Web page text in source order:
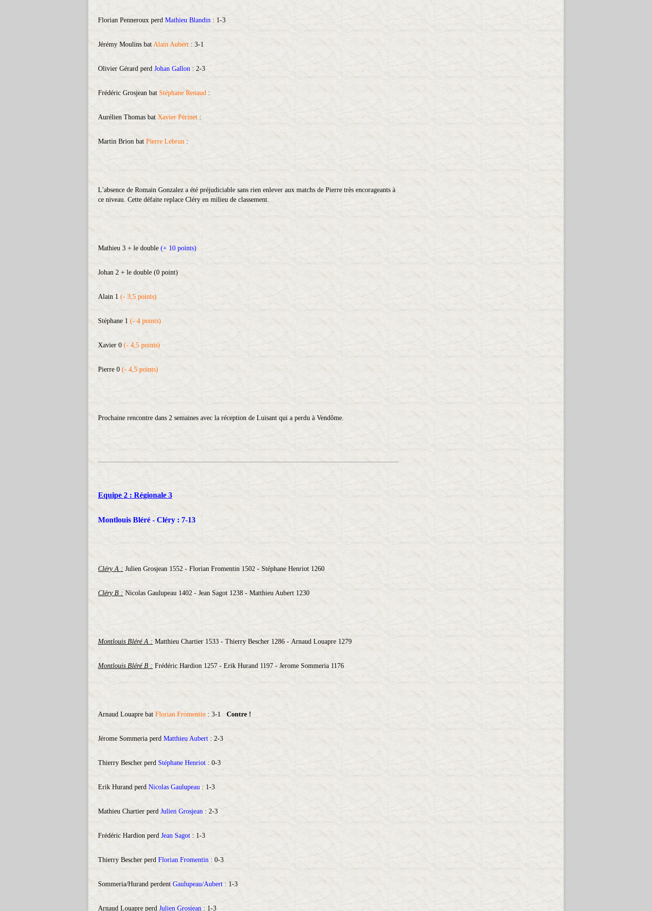
Florian Penneroux perd Mathieu Blandin : 1-3
Jérémy Moulins bat Alain Aubert : 3-1
Olivier Gérard perd Johan Gallon : 2-3
Frédéric Grosjean bat Stéphane Renaud :
Aurélien Thomas bat Xavier Périnet :
Martin Brion bat Pierre Lebrun :
L'absence de Romain Gonzalez a été préjudiciable sans rien enlever aux matchs de Pierre très encorageants à
ce niveau. Cette défaite replace Cléry en milieu de classement.
Mathieu 3 + le double (+ 10 points)
Johan 2 + le double (0 point)
Alain 1 (- 3,5 points)
Stéphane 1 (- 4 points)
Xavier 0 (- 4,5 points)
Pierre 0 (- 4,5 points)
Prochaine rencontre dans 2 semaines avec la réception de Luisant qui a perdu à Vendôme.
Equipe 2 : Régionale 3
Montlouis Bléré - Cléry : 7-13
Cléry A : Julien Grosjean 1552 - Florian Fromentin 1502 - Stéphane Henriot 1260
Cléry B : Nicolas Gaulupeau 1402 - Jean Sagot 1238 - Matthieu Aubert 1230
Montlouis Bléré A : Matthieu Chartier 1533 - Thierry Bescher 1286 - Arnaud Louapre 1279
Montlouis Bléré B : Frédéric Hardion 1257 - Erik Hurand 1197 - Jerome Sommeria 1176
Arnaud Louapre bat Florian Fromentin : 3-1 Contre !
Jérome Sommeria perd Matthieu Aubert : 2-3
Thierry Bescher perd Stéphane Henriot : 0-3
Erik Hurand perd Nicolas Gaulupeau : 1-3
Mathieu Chartier perd Julien Grosjean : 2-3
Frédéric Hardion perd Jean Sagot : 1-3
Thierry Bescher perd Florian Fromentin : 0-3
Sommeria/Hurand perdent Gaulupeau/Aubert : 1-3
Arnaud Louapre perd Julien Grosjean : 1-3